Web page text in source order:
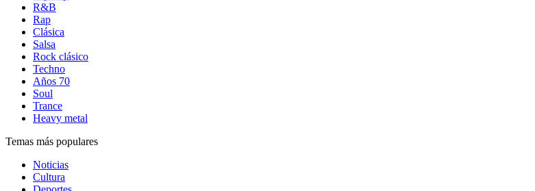
R&B
Rap
Clásica
Salsa
Rock clásico
Techno
Años 70
Soul
Trance
Heavy metal
Temas más populares
Noticias
Cultura